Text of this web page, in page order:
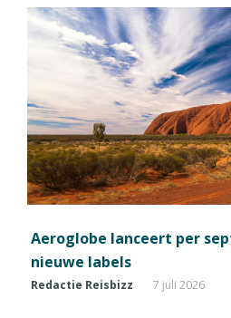
Aeroglobe lanceert per
nieuwe labels
Redactie Reisbizz 7 juli 2026